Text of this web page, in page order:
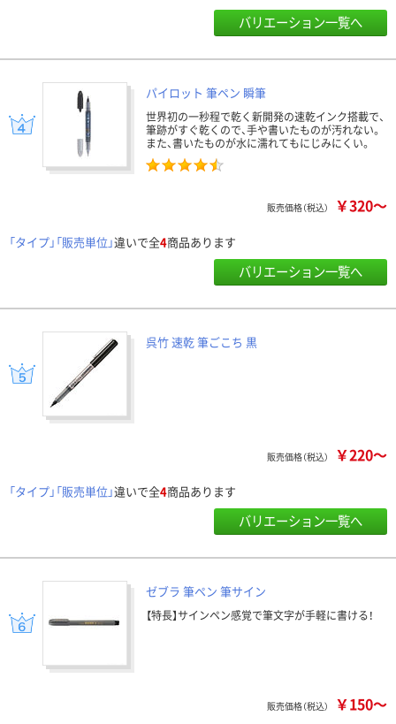
バリエーション一覧へ
パイロット 筆ペン 瞬筆
世界初の一秒程で乾く新開発の速乾インク搭載で、
筆跡がすぐ乾くので、手や書いたものが汚れない。
また、書いたものが水に濡れてもにじみにくい。
販売価格（税込） ￥320～
「タイプ」「販売単位」違いで全4商品あります
バリエーション一覧へ
呉竹 速乾 筆ごこち 黒
販売価格（税込） ￥220～
「タイプ」「販売単位」違いで全4商品あります
バリエーション一覧へ
ゼブラ 筆ペン 筆サイン
【特長】サインペン感覚で筆文字が手軽に書ける！
販売価格（税込） ￥150～